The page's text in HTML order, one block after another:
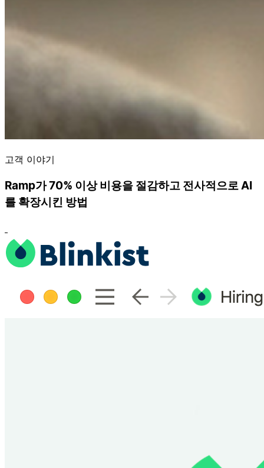
고객 이야기
Ramp가 70% 이상 비용을 절감하고 전사적으로 AI
를 확장시킨 방법